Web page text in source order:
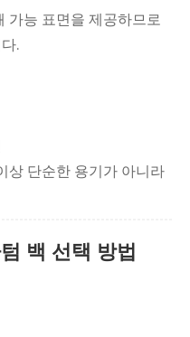
가능 표면을 제공하므로
.
상 단순한 용기가 아니라
백 선택 방법